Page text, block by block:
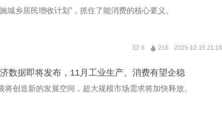
城乡居民增收计划”，抓住了能消费的核心要义。
6 216 2025-12-15 21:18
数据即将发布，11月工业生产、消费有望企稳
将创造新的发展空间，超大规模市场需求将加快释放。